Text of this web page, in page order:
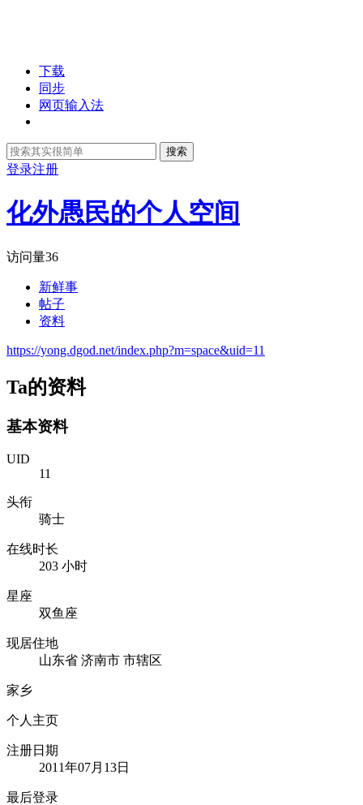
下载
同步
网页输入法
搜索
登录注册
化外愚民的个人空间
访问量36
新鲜事
帖子
资料
https://yong.dgod.net/index.php?m=space&uid=11
Ta的资料
基本资料
UID
11
头衔
骑士
在线时长
203 小时
星座
双鱼座
现居住地
山东省 济南市 市辖区
家乡
个人主页
注册日期
2011年07月13日
最后登录